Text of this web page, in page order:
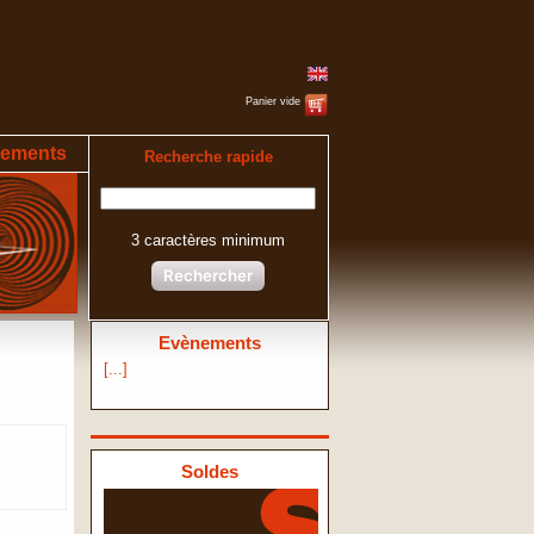
Panier vide
Recherche rapide
3 caractères minimum
Rechercher
Evènements
[...]
Soldes